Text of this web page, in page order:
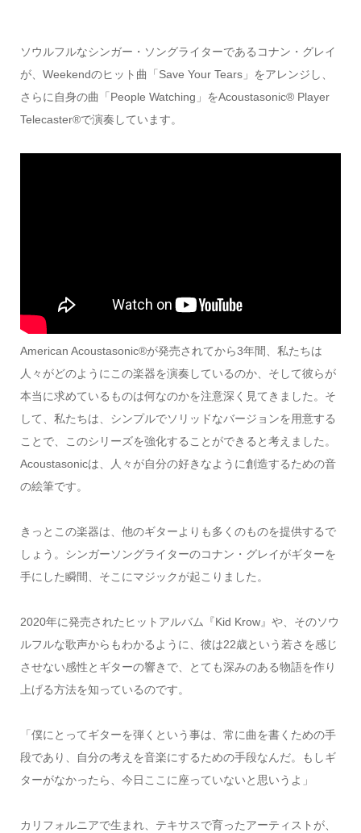
ソウルフルなシンガー・ソングライターであるコナン・グレイ
が、Weekendのヒット曲「Save Your Tears」をアレンジし、
さらに自身の曲「People Watching」をAcoustasonic® Player
Telecaster®で演奏しています。
American Acoustasonic®が発売されてから3年間、私たちは
人々がどのようにこの楽器を演奏しているのか、そして彼らが
本当に求めているものは何なのかを注意深く見てきました。そ
して、私たちは、シンプルでソリッドなバージョンを用意する
ことで、このシリーズを強化することができると考えました。
Acoustasonicは、人々が自分の好きなように創造するための音
の絵筆です。
きっとこの楽器は、他のギターよりも多くのものを提供するで
しょう。シンガーソングライターのコナン・グレイがギターを
手にした瞬間、そこにマジックが起こりました。
2020年に発売されたヒットアルバム『Kid Krow』や、そのソウ
ルフルな歌声からもわかるように、彼は22歳という若さを感じ
させない感性とギターの響きで、とても深みのある物語を作り
上げる方法を知っているのです。
「僕にとってギターを弾くという事は、常に曲を書くための手
段であり、自分の考えを音楽にするための手段なんだ。もしギ
ターがなかったら、今日ここに座っていないと思いうよ」
カリフォルニアで生まれ、テキサスで育ったアーティストが、